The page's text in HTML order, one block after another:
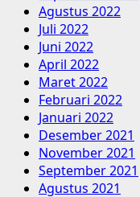
Agustus 2022
Juli 2022
Juni 2022
April 2022
Maret 2022
Februari 2022
Januari 2022
Desember 2021
November 2021
September 2021
Agustus 2021